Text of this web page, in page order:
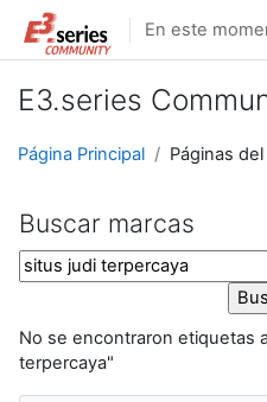
Salta al contenido principal
En este
E3.series
Página Principal Páginas
Buscar marcas
Buscar marcas
No se encontraron etiquetas
terpercaya"